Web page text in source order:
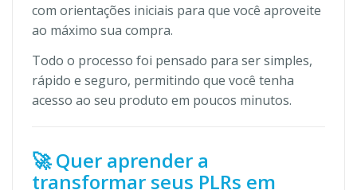
com orientações iniciais para que você aproveite
ao máximo sua compra.
Todo o processo foi pensado para ser simples,
rápido e seguro, permitindo que você tenha
acesso ao seu produto em poucos minutos.
🚀 Quer aprender a
transformar seus PLRs em